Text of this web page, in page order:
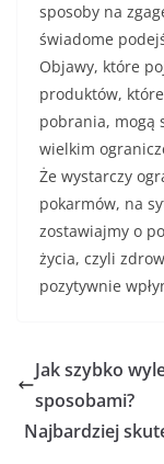
sposoby na
świadome
Objawy, które
produktów,
pobrania, mogą
wielkim
Że wystarczy
pokarmów, na
zostawiajmy o
życia, czyli
pozytywnie
Jak szybko
sposobami?
Najbardziej